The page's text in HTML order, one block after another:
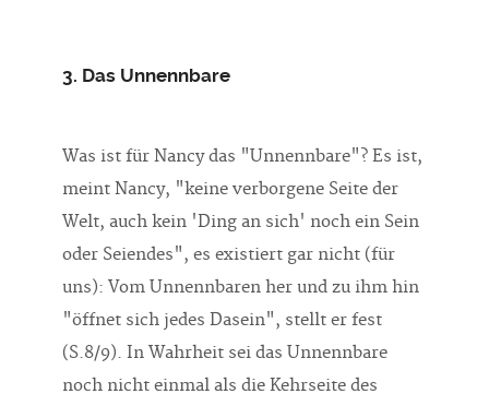
meint Nancy, "keine verborgene Seite der
Welt, auch kein 'Ding an sich' noch ein Sein
oder Seiendes", es existiert gar nicht (für
uns): Vom Unnennbaren her und zu ihm hin
"öffnet sich jedes Dasein", stellt er fest
(S.8/9). In Wahrheit sei das Unnennbare
noch nicht einmal als die Kehrseite des
Daseins zu bezeichnen: Es ist, präzisiert er,